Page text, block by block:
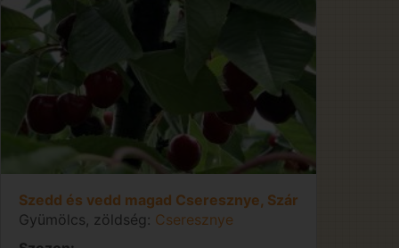
Szedd és vedd magad Cseresznye, Szár
Gyümölcs, zöldség: Cseresznye